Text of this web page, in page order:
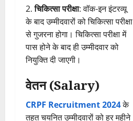
चिकित्सा परीक्षा: वॉक-इन इंटरव्यू
के बाद उम्मीदवारों को चिकित्सा परीक्षा
से गुजरना होगा। चिकित्सा परीक्षा में
पास होने के बाद ही उम्मीदवार को
नियुक्ति दी जाएगी।
वेतन (Salary)
CRPF Recruitment 2024के
तहत चयनित उम्मीदवारों को हर महीने